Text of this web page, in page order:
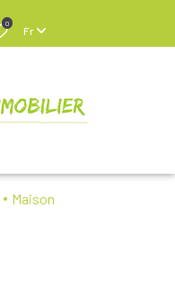
0
Fr
Maison